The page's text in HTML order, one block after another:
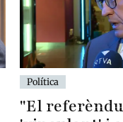
Política
"El